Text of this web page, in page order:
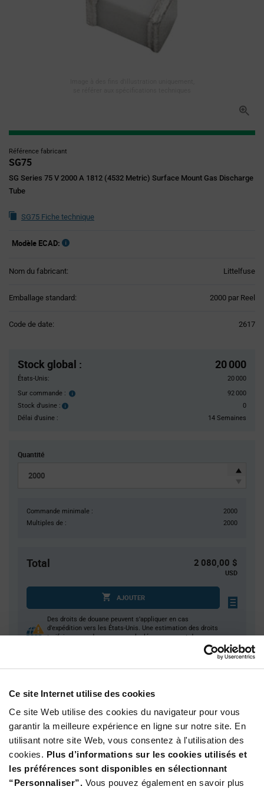
Ce site Internet utilise des cookies
Ce site Web utilise des cookies du navigateur pour vous
garantir la meilleure expérience en ligne sur notre site. En
utilisant notre site Web, vous consentez à l'utilisation des
cookies. Plus d’informations sur les cookies utilisés et
les préférences sont disponibles en sélectionnant
“Personnaliser”. Vous pouvez également en savoir plus
Référence fabricant
SG75
SG Series 75 V 2000 A 1812 (4532 Metric) Surface Mount Gas Discharge
Tube
SG75 Fiche technique
Modèle ECAD:
Nom du fabricant: Littelfuse
Emballage standard: 2000 par Reel
Code de date: 2617
Stock global : 20 000
États-Unis:
20 000
Sur commande : Order
inventroy
92 000
Stock d'usine :
Stock
0
Délai d'usine :
14 Semaines
Quantité
Commande minimale :
2000
Multiples de :
2000
Total 2 080,00 $
USD
AJOUTER
Des droits de douane peuvent s’appliquer en cas
d’expédition vers les États-Unis. Une estimation des droits
tarifaires sera dans ce cas calculée au moment du
Quantité Prix unitaire
2 000+ $1.04
Variant
Information
section
Emballages disponibles